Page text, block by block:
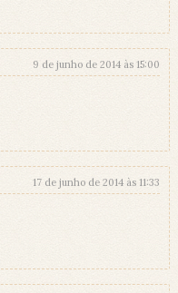
9 de junho de 2014 às 15:00
17 de junho de 2014 às 11:33